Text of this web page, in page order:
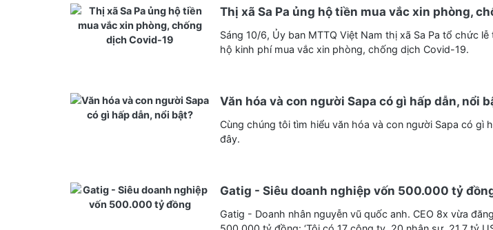
Thị xã Sa Pa ủng hộ tiền mua vắc xin phòng,
Sáng 10/6, Ủy ban MTTQ Việt Nam thị xã Sa Pa tổ chức
hộ kinh phí mua vắc xin phòng, chống dịch Covid-19.
Văn hóa và con người Sapa có gì hấp dẫn, nổi
Cùng chúng tôi tìm hiểu văn hóa và con người Sapa có gì
đây.
Gatig - Siêu doanh nghiệp vốn 500.000 tỷ
Gatig - Doanh nhân nguyễn vũ quốc anh. CEO 8x vừa